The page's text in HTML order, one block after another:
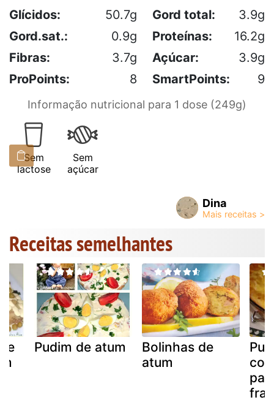
Glícidos: 50.7g Gord total:
3.9g
Gord.sat.:
0.9g Proteínas:
16.2g
Fibras:
3.7g Açúcar:
3.9g
ProPoints:
8 SmartPoints: 9
Informação nutricional para 1 dose (249g)
Sem
lactose
Sem
açúcar
Dina
Receitas semelhantes
Pudim de atum
Bolinhas de
atum